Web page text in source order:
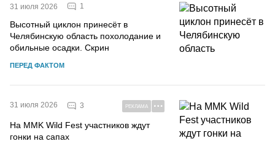
31 июля 2026 1
Высотный циклон принесёт в
Челябинскую область похолодание и
обильные осадки. Скрин
ПЕРЕД ФАКТОМ
31 июля 2026 3 РЕКЛАМА
На MMK Wild Fest участников ждут
гонки на сапах